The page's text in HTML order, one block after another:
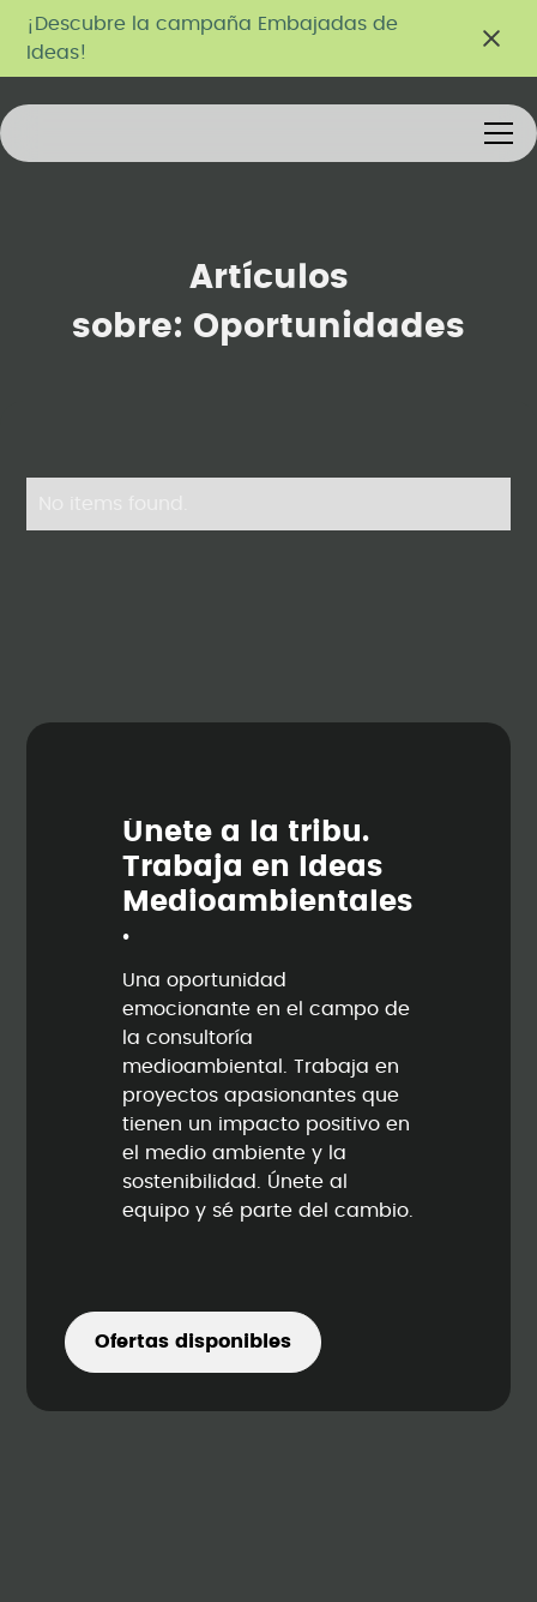
¡Descubre la campaña Embajadas de
Ideas!
Artículos
sobre: Oportunidades
Únete a la tribu.
Trabaja en Ideas
Medioambienta les
.
Una oportunidad
emocionante en el campo de
la consultoría
medioambiental. Trabaja en
proyectos apasionantes que
tienen un impacto positivo en
el medio ambiente y la
sostenibilidad. Únete al
equipo y sé parte del cambio.
Ofertas disponibles